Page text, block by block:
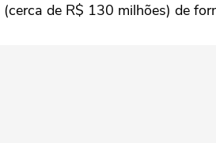
de R$ 130 milhões) de